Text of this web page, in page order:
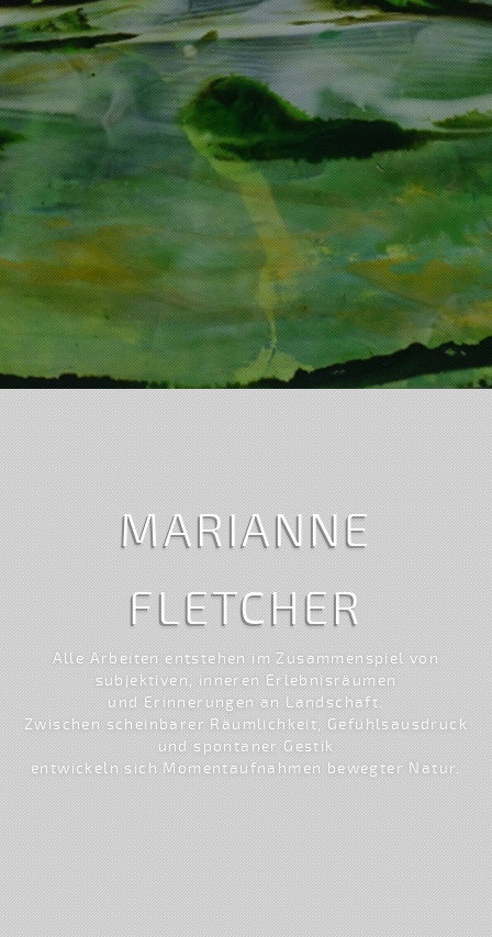
MARIANNE
FLETCHER
Alle Arbeiten entstehen im Zusammenspiel von
subjektiven, inneren Erlebnisräumen
und Erinnerungen an Landschaft.
Zwischen scheinbarer Räumlichkeit, Gefühlsausdruck
und spontaner Gestik
entwickeln sich Momentaufnahmen bewegter Natur.